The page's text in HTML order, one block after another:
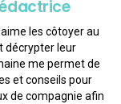
les côtoyer au
décrypter leur
me permet de
et conseils pour
de compagnie afin